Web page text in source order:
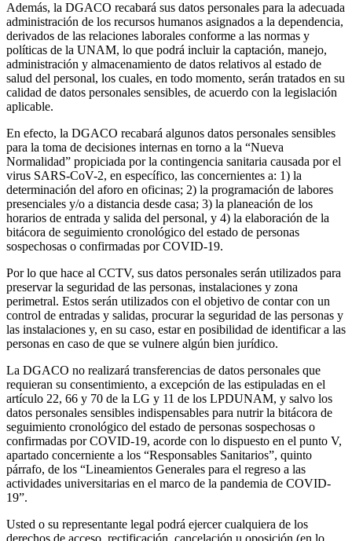
Además, la DGACO recabará sus datos personales para la adecuada
administración de los recursos humanos asignados a la dependencia,
derivados de las relaciones laborales conforme a las normas y
políticas de la UNAM, lo que podrá incluir la captación, manejo,
administración y almacenamiento de datos relativos al estado de
salud del personal, los cuales, en todo momento, serán tratados en su
calidad de datos personales sensibles, de acuerdo con la legislación
aplicable.
En efecto, la DGACO recabará algunos datos personales sensibles
para la toma de decisiones internas en torno a la “Nueva
Normalidad” propiciada por la contingencia sanitaria causada por el
virus SARS-CoV-2, en específico, las concernientes a: 1) la
determinación del aforo en oficinas; 2) la programación de labores
presenciales y/o a distancia desde casa; 3) la planeación de los
horarios de entrada y salida del personal, y 4) la elaboración de la
bitácora de seguimiento cronológico del estado de personas
sospechosas o confirmadas por COVID-19.
Por lo que hace al CCTV, sus datos personales serán utilizados para
preservar la seguridad de las personas, instalaciones y zona
perimetral. Estos serán utilizados con el objetivo de contar con un
control de entradas y salidas, procurar la seguridad de las personas y
las instalaciones y, en su caso, estar en posibilidad de identificar a las
personas en caso de que se vulnere algún bien jurídico.
La DGACO no realizará transferencias de datos personales que
requieran su consentimiento, a excepción de las estipuladas en el
artículo 22, 66 y 70 de la LG y 11 de los LPDUNAM, y salvo los
datos personales sensibles indispensables para nutrir la bitácora de
seguimiento cronológico del estado de personas sospechosas o
confirmadas por COVID-19, acorde con lo dispuesto en el punto V,
apartado concerniente a los “Responsables Sanitarios”, quinto
párrafo, de los “Lineamientos Generales para el regreso a las
actividades universitarias en el marco de la pandemia de COVID-
19”.
Usted o su representante legal podrá ejercer cualquiera de los